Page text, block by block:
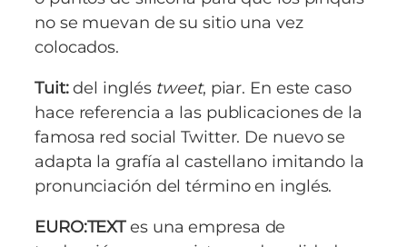
no se muevan de su sitio una vez
colocados.
Tuit:del inglés tweet, piar. En este caso
hace referencia a las publicaciones de la
famosa red social Twitter. De nuevo se
adapta la grafía al castellano imitando la
pronunciación del término en inglés.
EURO:TEXTes una empresa de